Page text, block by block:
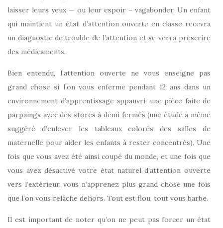
laisser leurs yeux — ou leur espoir – vagabonder. Un enfant
qui maintient un état d’attention ouverte en classe recevra
un diagnostic de trouble de l’attention et se verra prescrire
des médicaments.
Bien entendu, l’attention ouverte ne vous enseigne pas
grand chose si l’on vous enferme pendant 12 ans dans un
environnement d’apprentissage appauvri: une pièce faite de
parpaings avec des stores à demi fermés (une étude a même
suggéré d’enlever les tableaux colorés des salles de
maternelle pour aider les enfants à rester concentrés). Une
fois que vous avez été ainsi coupé du monde, et une fois que
vous avez désactivé votre état naturel d’attention ouverte
vers l’extérieur, vous n’apprenez plus grand chose une fois
que l’on vous relâche dehors. Tout est flou, tout vous barbe.
Il est important de noter qu’on ne peut pas forcer un état